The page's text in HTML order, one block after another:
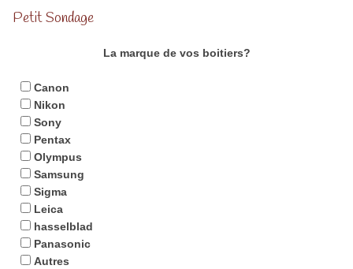
Petit Sondage
La marque de vos boitiers?
Canon
Nikon
Sony
Pentax
Olympus
Samsung
Sigma
Leica
hasselblad
Panasonic
Autres